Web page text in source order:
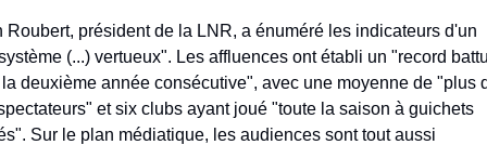
Roubert, président de la LNR, a énuméré les indicateurs d'un
(...) vertueux". Les affluences ont établi un "record
deuxième année consécutive", avec une moyenne de "plus
et six clubs ayant joué "toute la saison à guichets
Sur le plan médiatique, les audiences sont tout aussi